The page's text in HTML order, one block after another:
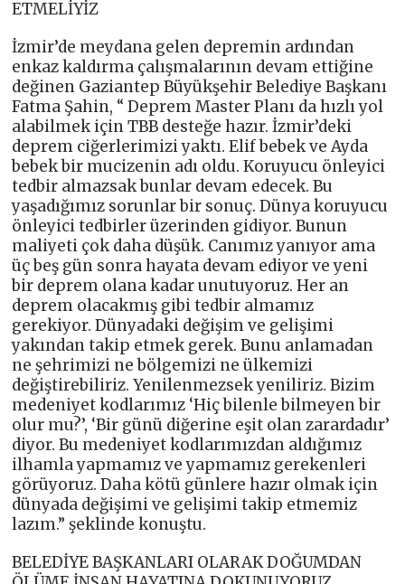
ETMELİYİZ
İzmir’de meydana gelen depremin ardından
enkaz kaldırma çalışmalarının devam ettiğine
değinen Gaziantep Büyükşehir Belediye Başkanı
Fatma Şahin, “ Deprem Master Planı da hızlı yol
alabilmek için TBB desteğe hazır. İzmir’deki
deprem ciğerlerimizi yaktı. Elif bebek ve Ayda
bebek bir mucizenin adı oldu. Koruyucu önleyici
tedbir almazsak bunlar devam edecek. Bu
yaşadığımız sorunlar bir sonuç. Dünya koruyucu
önleyici tedbirler üzerinden gidiyor. Bunun
maliyeti çok daha düşük. Canımız yanıyor ama
üç beş gün sonra hayata devam ediyor ve yeni
bir deprem olana kadar unutuyoruz. Her an
deprem olacakmış gibi tedbir almamız
gerekiyor. Dünyadaki değişim ve gelişimi
yakından takip etmek gerek. Bunu anlamadan
ne şehrimizi ne bölgemizi ne ülkemizi
değiştirebiliriz. Yenilenmezsek yeniliriz. Bizim
medeniyet kodlarımız ‘Hiç bilenle bilmeyen bir
olur mu?’, ‘Bir günü diğerine eşit olan zarardadır’
diyor. Bu medeniyet kodlarımızdan aldığımız
ilhamla yapmamız ve yapmamız gerekenleri
görüyoruz. Daha kötü günlere hazır olmak için
dünyada değişimi ve gelişimi takip etmemiz
lazım.” şeklinde konuştu.
BELEDİYE BAŞKANLARI OLARAK DOĞUMDAN